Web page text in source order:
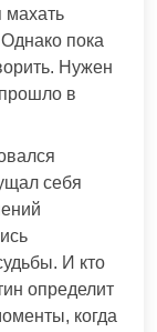
махать
пока
Нужен
в
себя
И кто
определит
когда